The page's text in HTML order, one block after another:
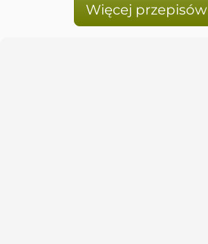
Więcej przepisów